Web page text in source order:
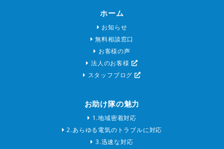
ホーム
お知らせ
無料相談窓口
お客様の声
法人のお客様
スタッフブログ
お助け隊の魅力
1.地域密着対応
2.あらゆる電気のトラブルに対応
3.迅速な対応